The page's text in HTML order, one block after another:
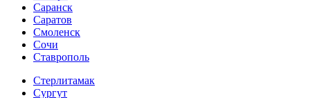
Саранск
Саратов
Смоленск
Сочи
Ставрополь
Стерлитамак
Сургут